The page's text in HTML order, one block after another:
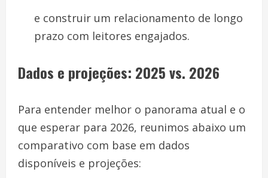
e construir um relacionamento de longo
prazo com leitores engajados.
Dados e projeções: 2025 vs. 2026
Para entender melhor o panorama atual e o
que esperar para 2026, reunimos abaixo um
comparativo com base em dados
disponíveis e projeções: